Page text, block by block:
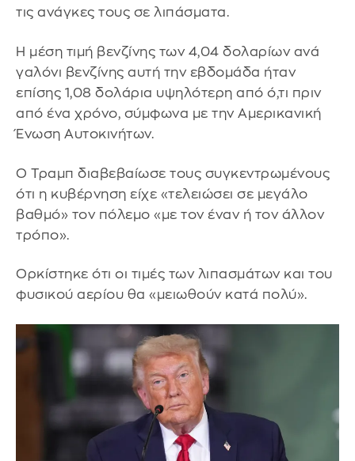
τις ανάγκες τους σε λιπάσματα.
Η μέση τιμή βενζίνης των 4,04 δολαρίων ανά
γαλόνι βενζίνης αυτή την εβδομάδα ήταν
επίσης 1,08 δολάρια υψηλότερη από ό,τι πριν
από ένα χρόνο, σύμφωνα με την Αμερικανική
Ένωση Αυτοκινήτων.
Ο Τραμπ διαβεβαίωσε τους συγκεντρωμένους
ότι η κυβέρνηση είχε «τελειώσει σε μεγάλο
βαθμό» τον πόλεμο «με τον έναν ή τον άλλον
τρόπο».
Ορκίστηκε ότι οι τιμές των λιπασμάτων και του
φυσικού αερίου θα «μειωθούν κατά πολύ».